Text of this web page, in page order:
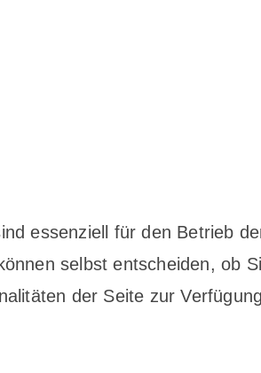
essenziell für den Betrieb
selbst entscheiden, ob
der Seite zur